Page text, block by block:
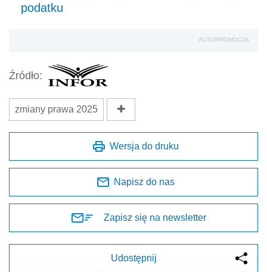
podatku
AUTOPROMOCJA
Źródło:
zmiany prawa 2025
Wersja do druku
Napisz do nas
Zapisz się na newsletter
Udostępnij